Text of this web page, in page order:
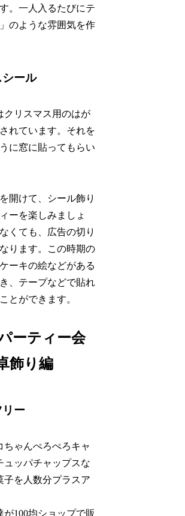
。一人入るたびにテ
のような雰囲気を作
ール
クリスマス用のはが
れています。それを
に窓に貼ってもらい
開けて、シール飾り
ーを楽しみましょ
くても、広告の切り
ります。この時期の
ーキの絵などがある
、テープなどで貼れ
とができます。
ーティー会
飾り編
ー
ちゃんぺろぺろキャ
ュッパチャップスな
子を人数分プラスア
が100均ショップで販